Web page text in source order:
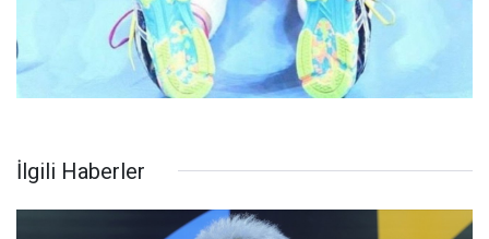
İlgili Haberler